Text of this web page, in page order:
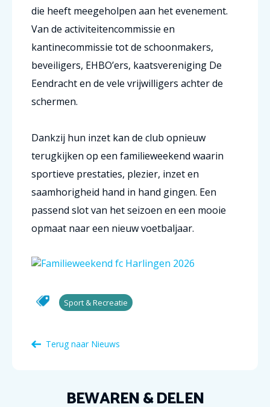
die heeft meegeholpen aan het evenement.
Van de activiteitencommissie en
kantinecommissie tot de schoonmakers,
beveiligers, EHBO’ers, kaatsvereniging De
Eendracht en de vele vrijwilligers achter de
schermen.
Dankzij hun inzet kan de club opnieuw
terugkijken op een familieweekend waarin
sportieve prestaties, plezier, inzet en
saamhorigheid hand in hand gingen. Een
passend slot van het seizoen en een mooie
opmaat naar een nieuw voetbaljaar.
Sport & Recreatie
Terug naar Nieuws
BEWAREN & DELEN